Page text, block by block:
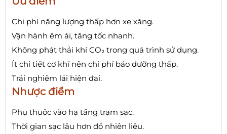
Chi phí năng lượng thấp hơn xe xăng.
Vận hành êm ái, tăng tốc nhanh.
Không phát thải khí CO₂ trong quá trình sử dụng.
Ít chi tiết cơ khí nên chi phí bảo dưỡng thấp.
Trải nghiệm lái hiện đại.
Nhược điểm
Phụ thuộc vào hạ tầng trạm sạc.
Thời gian sạc lâu hơn đổ nhiên liệu.